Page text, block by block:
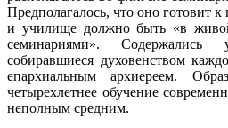
Предполагалось, что онo готовит
и училище должно быть «в
семинариями». Содержались
собиравшиеся духовенством
епархиальным архиереем.
четырехлетнее обучение
неполным средним.